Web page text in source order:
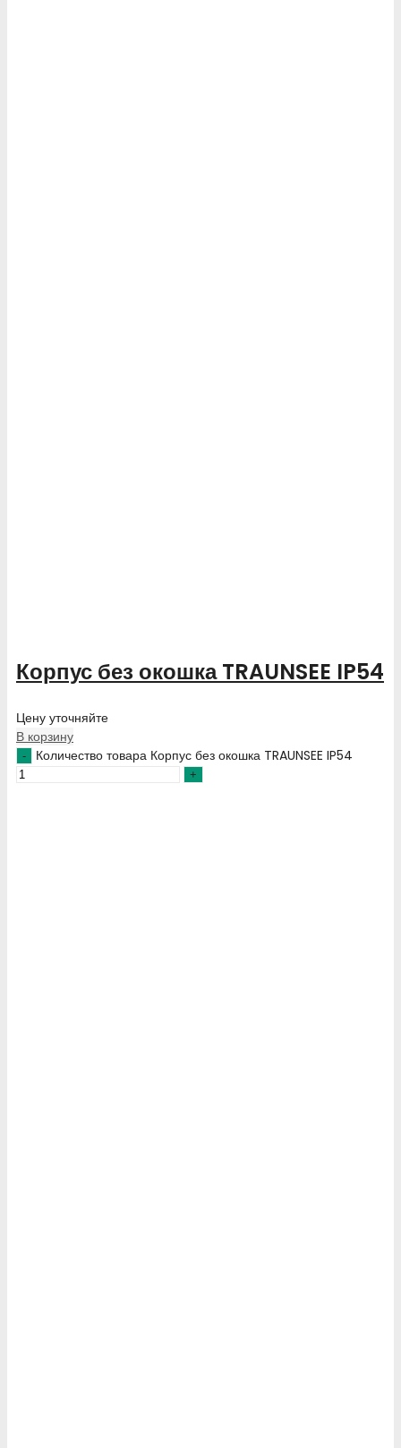
Корпус без окошка TRAUNSEE IP54
Цену уточняйте
В корзину
Количество товара Корпус без окошка TRAUNSEE IP54